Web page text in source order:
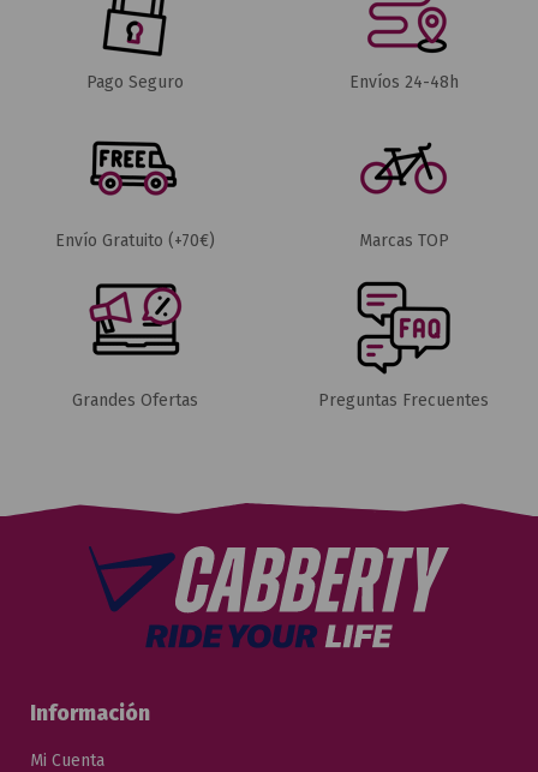
Pago Seguro Envíos 24-48h
Envío Gratuito (+70€) Marcas TOP
Grandes Ofertas Preguntas Frecuentes
Información
Mi Cuenta